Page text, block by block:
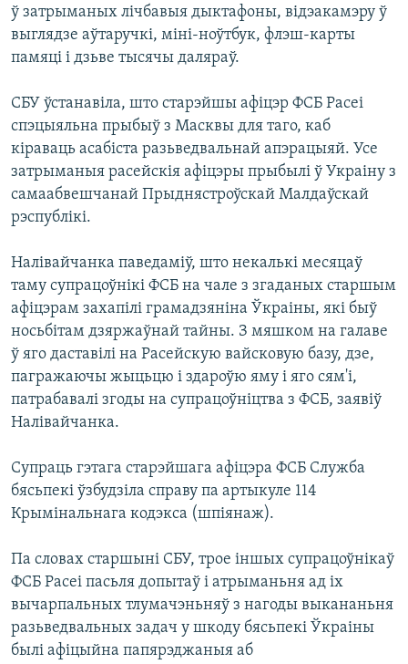
ў затрыманых лічбавыя дыктафоны, відэакамэру ў
выглядзе аўтаручкі, міні-ноўтбук, флэш-карты
памяці і дзьве тысячы даляраў.
СБУ ўстанавіла, што старэйшы афіцэр ФСБ Расеі
спэцыяльна прыбыў з Масквы для таго, каб
кіраваць асабіста разьведвальнай апэрацыяй. Усе
затрыманыя расейскія афіцэры прыбылі ў Украіну з
самаабвешчанай Прыднястроўскай Малдаўскай
рэспублікі.
Налівайчанка паведаміў, што некалькі месяцаў
таму супрацоўнікі ФСБ на чале з згаданых старшым
афіцэрам захапілі грамадзяніна Ўкраіны, які быў
носьбітам дзяржаўнай тайны. З мяшком на галаве
ў яго даставілі на Расейскую вайсковую базу, дзе,
пагражаючы жыцьцю і здароўю яму і яго сям'і,
патрабавалі згоды на супрацоўніцтва з ФСБ, заявіў
Налівайчанка.
Супраць гэтага старэйшага афіцэра ФСБ Служба
бясьпекі ўзбудзіла справу па артыкуле 114
Крымінальнага кодэкса (шпіянаж).
Па словах старшыні СБУ, трое іншых супрацоўнікаў
ФСБ Расеі пасьля допытаў і атрыманьня ад іх
вычарпальных тлумачэньняў з нагоды выкананьня
разьведвальных задач у шкоду бясьпекі Ўкраіны
былі афіцыйна папярэджаныя аб